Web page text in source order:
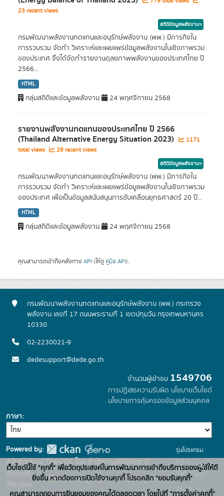
23 recent views
สถิติข้อมูลพลังงานฯ
กรมพัฒนาพลังงานทดแทนและอนุรักษ์พลังงาน (พพ.) มีภารกิจใน
การรวบรวม จัดทำ วิเคราะห์และเผยแพร่ข้อมูลพลังงานในเชิงภาพรวม
ของประเทศ จึงได้จัดทำรายงานดุลยภาพพลังงานของประเทศไทย ปี
2566...
HTML
กลุ่มสถิติและข้อมูลพลังงาน 24 พฤศจิกายน 2568
รายงานพลังงานทดแทนของประเทศไทย ปี 2566
(Thailand Alternative Energy Situation 2023)
1171
total views
28 recent views
สถิติข้อมูลพลังงานฯ
กรมพัฒนาพลังงานทดแทนและอนุรักษ์พลังงาน (พพ.) มีภารกิจใน
การรวบรวม จัดทำ วิเคราะห์และเผยแพร่ข้อมูลพลังงานในเชิงภาพรวม
ของประเทศ เพื่อเป็นข้อมูลสนับสนุนการขับเคลื่อนยุทธศาสตร์ 20 ปี...
HTML
กลุ่มสถิติและข้อมูลพลังงาน 24 พฤศจิกายน 2568
คุณสามารถเข้าถึงคลังทาง API (ให้ดู คู่มือ API).
กรมพัฒนาพลังงานทดแทนและอนุรักษ์พลังงาน (พพ.) กระทรวง
พลังงาน เลขที่ 17 ถนนพระรามที่ 1 เขตปทุมวัน กรุงเทพมหานคร
10330
02-2230021-9
dedesupport@dede.go.th
จำนวนผู้เข้าชม 1549706
การปฏิเสธความรับผิด นโยบายเว็บไซต์
นโยบายการคุ้มครองข้อมูลส่วนบุคคล
ภาษา
Powered by:
สนับสนุนระบบ Thai-GDC โดย สำนักงานสถิติแห่งชาติ
เว็บไซต์ที่
เกี่ยวข้อง:
ระบบบัญชีข้อมูลภาครัฐ
รุ่นโปรแกรม:
3.0.0
วันที่: 2025-
05-19
เว็บไซต์นี้ใช้ "คุกกี้" เพื่อวัตถุประสงค์ในการพัฒนาการเข้าถึงบริการของผู้ใช้ให้ดี
ยิ่งขึ้น หากต้องการเปิดใช้งานคุกกี้ โปรดคลิก "ยอมรับคุกกี้"
คุณสามารถถอนการยินยอมของคุณได้ตลอดเวลา โดยไปที่ "การตั้งค่าคุกกี้"
x